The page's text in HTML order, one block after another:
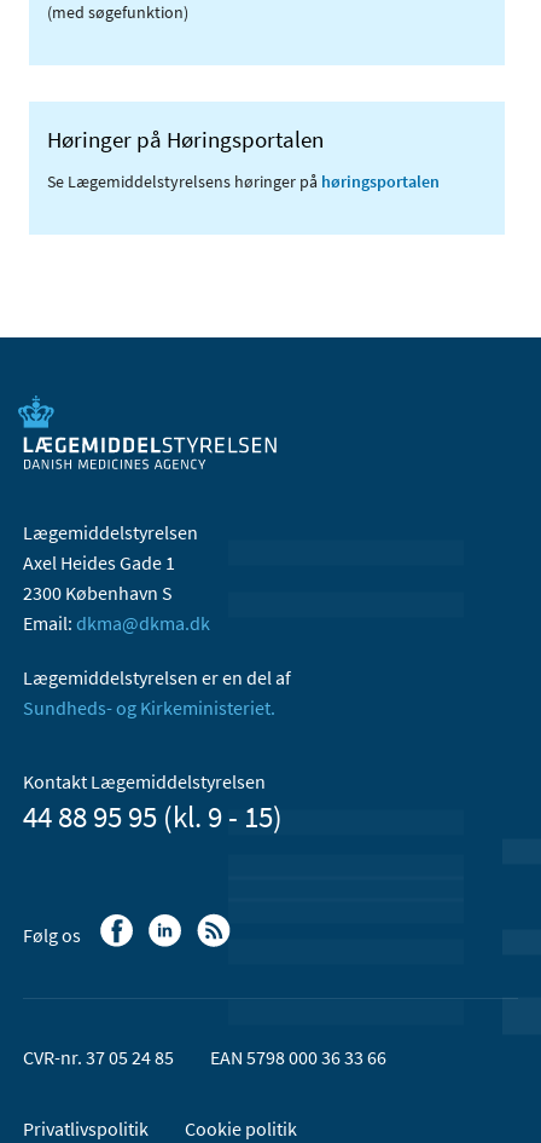
(med søgefunktion)
Høringer på Høringsportalen
Se Lægemiddelstyrelsens høringer på høringsportalen
Lægemiddelstyrelsen
Axel Heides Gade 1
2300 København S
Email: dkma@dkma.dk
Lægemiddelstyrelsen er en del af
Sundheds- og Kirkeministeriet.
Kontakt Lægemiddelstyrelsen
44 88 95 95 (kl. 9 - 15)
Følg os
CVR-nr. 37 05 24 85 EAN 5798 000 36 33 66
Privatlivspolitik
Cookie politik